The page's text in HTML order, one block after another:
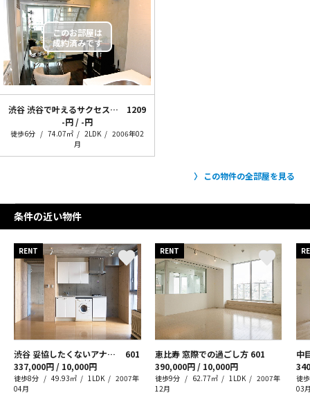
渋谷 渋谷で叶えるサクセスストーリー
1209
-円 / -円
徒歩6分 74.07㎡ 2LDK
2006年02
月
この物件の全部屋を見る
条件の近い物件
RENT
渋谷 妥協したくないアナタへ
601
337,000円 / 10,000円
徒歩8分 49.93㎡ 1LDK
2007年
04月
RENT
恵比寿 窓際での過ごし方 601
390,000円 / 10,000円
徒歩9分 62.77㎡ 1LDK
2007年
12月
中
徒
03